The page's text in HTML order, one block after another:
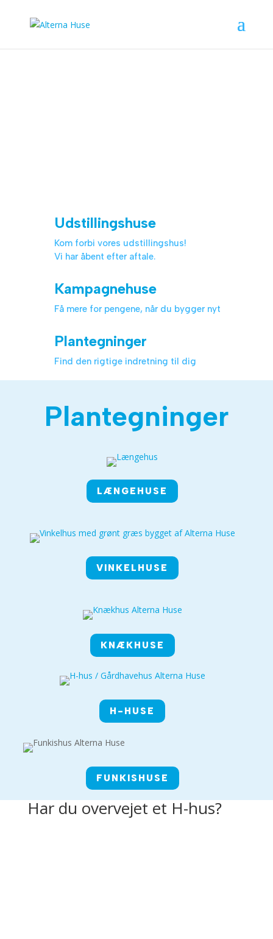
Udstillingshuse
Kom forbi vores udstillingshus!
Vi har åbent efter aftale.
Kampagnehuse
Få mere for pengene, når du bygger nyt
Plantegninger
Find den rigtige indretning til dig
Plantegninger
LÆNGEHUSE
VINKELHUSE
KNÆKHUSE
H-HUSE
FUNKISHUSE
Har du overvejet et H-hus?